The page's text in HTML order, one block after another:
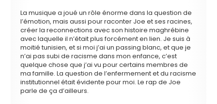
La musique a joué un rôle énorme dans la question de
l’émotion, mais aussi pour raconter Joe et ses racines,
créer la reconnections avec son histoire maghrébine
avec laquelle il n’était plus forcément en lien. Je suis à
moitié tunisien, et si moi j’ai un passing blanc, et que je
n’ai pas subi de racisme dans mon enfance, c’est
quelque chose que j’ai vu pour certains membres de
ma famille. La question de l’enfermement et du racisme
institutionnel était évidente pour moi. Le rap de Joe
parle de ça d’ailleurs.